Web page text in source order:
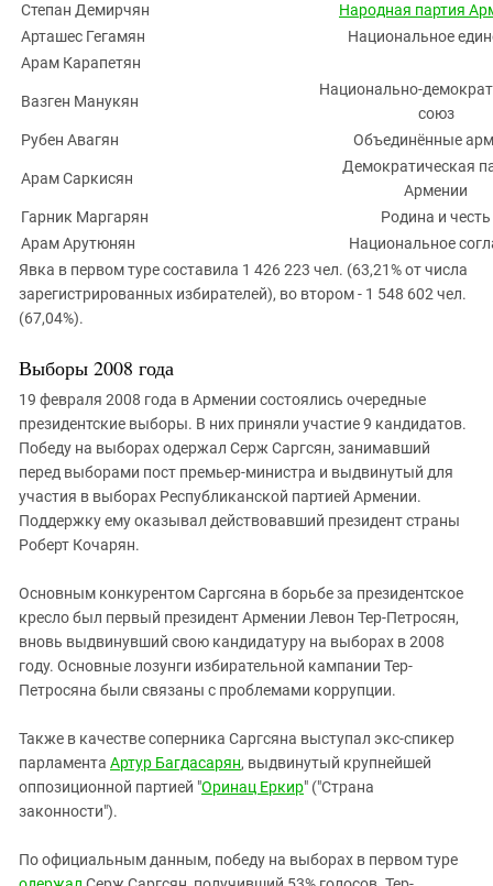
Степан Демирчян
Народная партия
Арташес Гегамян
Национальное
Арам Карапетян
Вазген Манукян
Национально-
союз
Рубен Авагян
Объединённые
Арам Саркисян
Демократическая
Армении
Гарник Маргарян
Родина и честь
Арам Арутюнян
Национальное
Явка в первом туре составила 1 426 223 чел. (63,21% от числа
зарегистрированных избирателей), во втором - 1 548 602 чел.
(67,04%).
Выборы 2008 года
19 февраля 2008 года в Армении состоялись очередные
президентские выборы. В них приняли участие 9 кандидатов.
Победу на выборах одержал Серж Саргсян, занимавший
перед выборами пост премьер-министра и выдвинутый для
участия в выборах Республиканской партией Армении.
Поддержку ему оказывал действовавший президент страны
Роберт Кочарян.
Основным конкурентом Саргсяна в борьбе за президентское
кресло был первый президент Армении Левон Тер-Петросян,
вновь выдвинувший свою кандидатуру на выборах в 2008
году. Основные лозунги избирательной кампании Тер-
Петросяна были связаны с проблемами коррупции.
Также в качестве соперника Саргсяна выступал экс-спикер
парламента Артур Багдасарян, выдвинутый крупнейшей
оппозиционной партией "Оринац Еркир" ("Страна
законности").
По официальным данным, победу на выборах в первом туре